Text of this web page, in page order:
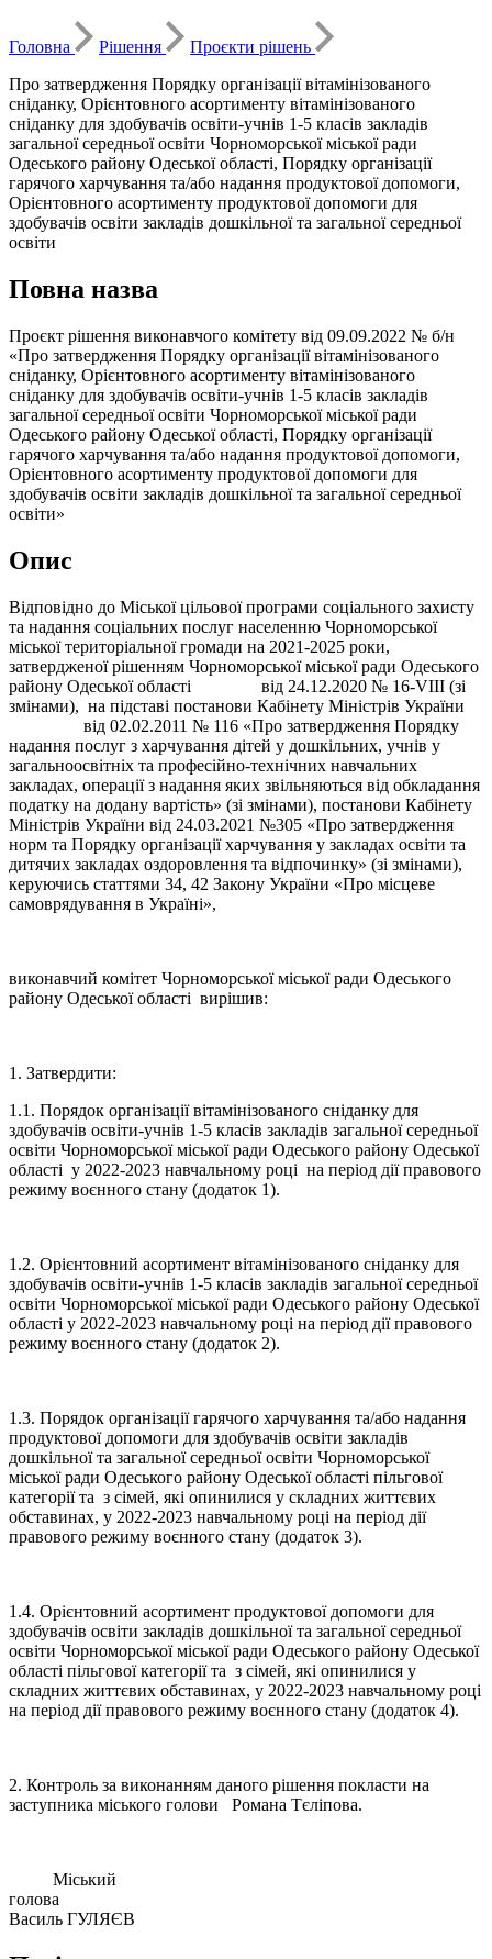
Головна Рішення
Проєкти рішень
Про затвердження Порядку організації вітамінізованого
сніданку, Орієнтовного асортименту вітамінізованого
сніданку для здобувачів освіти-учнів 1-5 класів закладів
загальної середньої освіти Чорноморської міської ради
Одеського району Одеської області, Порядку організації
гарячого харчування та/або надання продуктової допомоги,
Орієнтовного асортименту продуктової допомоги для
здобувачів освіти закладів дошкільної та загальної середньої
освіти
Повна назва
Проєкт рішення виконавчого комітету від 09.09.2022 № б/н
«Про затвердження Порядку організації вітамінізованого
сніданку, Орієнтовного асортименту вітамінізованого
сніданку для здобувачів освіти-учнів 1-5 класів закладів
загальної середньої освіти Чорноморської міської ради
Одеського району Одеської області, Порядку організації
гарячого харчування та/або надання продуктової допомоги,
Орієнтовного асортименту продуктової допомоги для
здобувачів освіти закладів дошкільної та загальної середньої
освіти»
Опис
Відповідно до Міської цільової програми соціального захисту
та надання соціальних послуг населенню Чорноморської
міської територіальної громади на 2021-2025 роки,
затвердженої рішенням Чорноморської міської ради Одеського
району Одеської області від 24.12.2020 № 16-VIII (зі
змінами), на підставі постанови Кабінету Міністрів України
від 02.02.2011 № 116 «Про затвердження Порядку
надання послуг з харчування дітей у дошкільних, учнів у
загальноосвітніх та професійно-технічних навчальних
закладах, операції з надання яких звільняються від обкладання
податку на додану вартість» (зі змінами), постанови Кабінету
Міністрів України від 24.03.2021 №305 «Про затвердження
норм та Порядку організації харчування у закладах освіти та
дитячих закладах оздоровлення та відпочинку» (зі змінами),
керуючись статтями 34, 42 Закону України «Про місцеве
самоврядування в Україні»,
виконавчий комітет Чорноморської міської ради Одеського
району Одеської області вирішив:
1. Затвердити:
1.1. Порядок організації вітамінізованого сніданку для
здобувачів освіти-учнів 1-5 класів закладів загальної середньої
освіти Чорноморської міської ради Одеського району Одеської
області у 2022-2023 навчальному році на період дії правового
режиму воєнного стану (додаток 1).
1.2. Орієнтовний асортимент вітамінізованого сніданку для
здобувачів освіти-учнів 1-5 класів закладів загальної середньої
освіти Чорноморської міської ради Одеського району Одеської
області у 2022-2023 навчальному році на період дії правового
режиму воєнного стану (додаток 2).
1.3. Порядок організації гарячого харчування та/або надання
продуктової допомоги для здобувачів освіти закладів
дошкільної та загальної середньої освіти Чорноморської
міської ради Одеського району Одеської області пільгової
категорії та з сімей, які опинилися у складних життєвих
обставинах, у 2022-2023 навчальному році на період дії
правового режиму воєнного стану (додаток 3).
1.4. Орієнтовний асортимент продуктової допомоги для
здобувачів освіти закладів дошкільної та загальної середньої
освіти Чорноморської міської ради Одеського району Одеської
області пільгової категорії та з сімей, які опинилися у
складних життєвих обставинах, у 2022-2023 навчальному році
на період дії правового режиму воєнного стану (додаток 4).
2. Контроль за виконанням даного рішення покласти на
заступника міського голови Романа Тєліпова.
Міський
голова
Василь ГУЛЯЄВ